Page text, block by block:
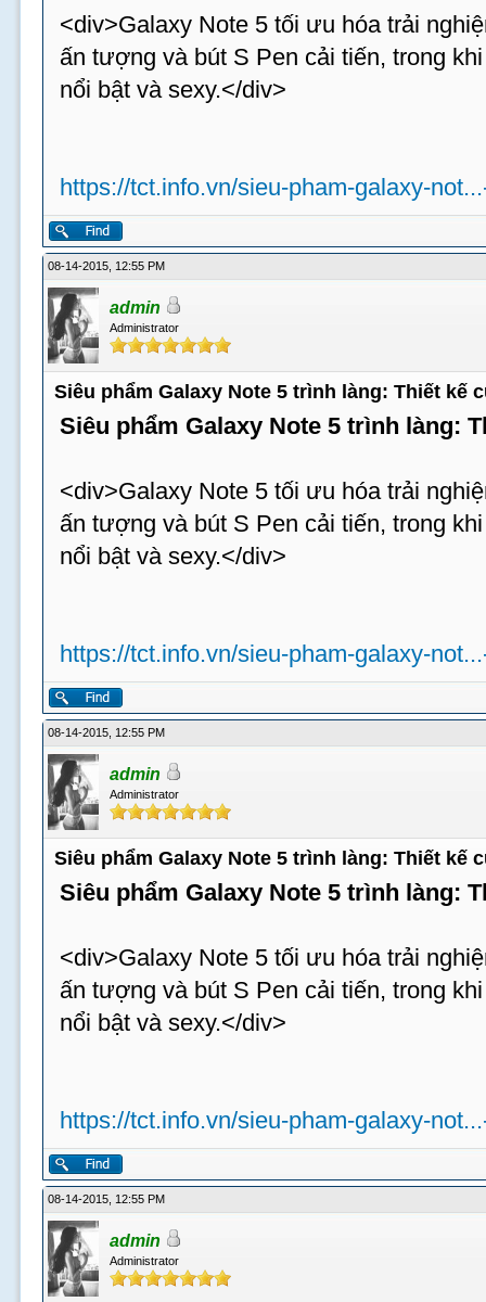
<div>Galaxy Note 5 tối ưu hóa trải
ấn tượng và bút S Pen cải tiến, trong
nổi bật và sexy.</div>
https://tct.info.vn/sieu-pham-galaxy-
08-14-2015, 12:55 PM
admin
Administrator
Siêu phẩm Galaxy Note 5 trình làng: Thiết kế
Siêu phẩm Galaxy Note 5 trình làng:
<div>Galaxy Note 5 tối ưu hóa trải
ấn tượng và bút S Pen cải tiến, trong
nổi bật và sexy.</div>
https://tct.info.vn/sieu-pham-galaxy-
08-14-2015, 12:55 PM
admin
Administrator
Siêu phẩm Galaxy Note 5 trình làng: Thiết kế
Siêu phẩm Galaxy Note 5 trình làng:
<div>Galaxy Note 5 tối ưu hóa trải
ấn tượng và bút S Pen cải tiến, trong
nổi bật và sexy.</div>
https://tct.info.vn/sieu-pham-galaxy-
08-14-2015, 12:55 PM
admin
Administrator